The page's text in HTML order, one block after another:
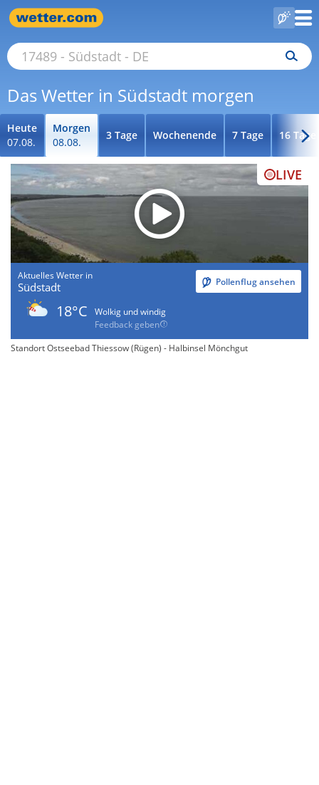
Das Wetter in Südstadt morgen
Heute
07.08.
Morgen
08.08.
3 Tage Wochenende 7 Tage 16 Tage
LIVE
Aktuelles Wetter in
Südstadt Pollenflug ansehen
18°C
Wolkig und windig
Feedback geben
Standort Ostseebad Thiessow (Rügen) - Halbinsel Mönchgut